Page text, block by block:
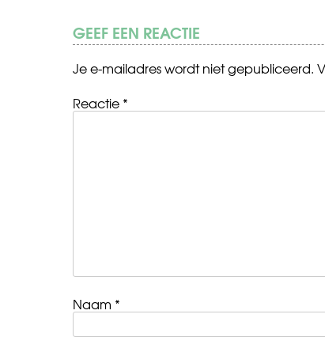
GEEF EEN REACTIE
Je e-mailadres wordt niet gepubliceerd.
Reactie *
Naam *